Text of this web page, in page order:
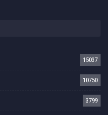
15037
10750
3799